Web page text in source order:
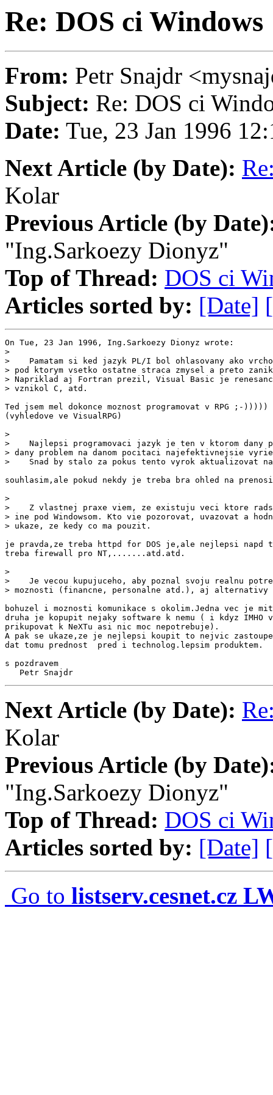
Re: DOS ci Windows
From: Petr Snajdr
Subject: Re: DOS ci
Date: Tue, 23 Jan 1996
Next Article (by Date):
Kolar
Previous Article (by
"Ing.Sarkoezy Dionyz"
Top of Thread: DOS ci
Articles sorted by: [Date]
On Tue, 23 Jan 1996, Ing.Sarkoezy Dionyz wrote:
>
>    Pamatam si ked jazyk PL/I bol ohlasovany ako
> pod ktorym vsetko ostatne straca zmysel a preto
> Napriklad aj Fortran prezil, Visual Basic je
> vznikol C, atd.
Ted jsem mel dokonce moznost programovat v RPG ;-)))))
(vyhledove ve VisualRPG)
>
>    Najlepsi programovaci jazyk je ten v ktorom dany
> dany problem na danom pocitaci najefektivnejsie
>    Snad by stalo za pokus tento vyrok aktualizovat na
souhlasim,ale pokud nekdy je treba bra ohled na
>
>    Z vlastnej praxe viem, ze existuju veci ktore
> ine pod Windowsom. Kto vie pozorovat, uvazovat a
> ukaze, ze kedy co ma pouzit.
je pravda,ze treba httpd for DOS je,ale nejlepsi napd
treba firewall pro NT,.......atd.atd.
>
>    Je vecou kupujuceho, aby poznal svoju realnu
> moznosti (financne, personalne atd.), aj
bohuzel i moznosti komunikace s okolim.Jedna vec je
druha je kopupit nejaky software k nemu ( i kdyz
prikupovat k NeXTu asi nic moc nepotrebuje).
A pak se ukaze,ze je nejlepsi koupit to nejvic
dat tomu prednost  pred i technolog.lepsim produktem.
s pozdravem
   Petr Snajdr
Next Article (by Date):
Kolar
Previous Article (by
"Ing.Sarkoezy Dionyz"
Top of Thread: DOS ci
Articles sorted by: [Date]
Go to listserv.cesnet.cz